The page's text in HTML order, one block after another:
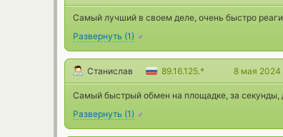
Самый лучший в своем деле, очень быстро
Развернуть (1)
Станислав 89.16.125.* 8 мая 2024
Самый быстрый обмен на площадке, за секунды,
Развернуть (1)